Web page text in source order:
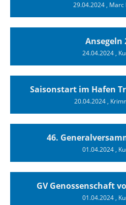
29.04.2024, Marc
Ansegeln
24.04.2024,
Saisonstart im Hafen
20.04.2024,
46.
01.04.2024,
GV Genossenschaft
01.04.2024,